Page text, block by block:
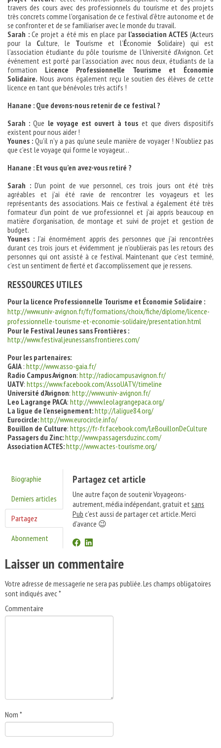
travers des cours avec des professionnels du tourisme et des projets
très concrets comme l’organisation de ce festival d’être autonome et de
se confronter et de se familiariser avec le monde du travail.
Sarah : Ce projet a été mis en place parl’association ACTES (Acteurs
pour la Culture, le Tourisme et l’Économie Solidaire) qui est
l’association étudiante du pôle tourisme de l’Université d’Avignon. Cet
événement est porté par l’association avec nous deux, étudiants de la
formation Licence Professionnelle Tourisme et Économie
Solidaire. Nous avons également reçu le soutien des élèves de cette
licence en tant que bénévoles très actifs !
Hanane : Que devons-nous retenir de ce festival ?
Sarah : Que le voyage est ouvert à tous et que divers dispositifs
existent pour nous aider !
Younes : Qu’il n’y a pas qu’une seule manière de voyager ! N’oubliez pas
que c’est le voyage qui forme le voyageur…
Hanane : Et vous qu’en avez-vous retiré ?
Sarah :D’un point de vue personnel, ces trois jours ont été très
agréables et j’ai été ravie de rencontrer les voyageurs et les
représentants des associations. Mais ce festival a également été très
formateur d’un point de vue professionnel et j’ai appris beaucoup en
matière d’organisation, de montage et suivi de projet et gestion de
budget.
Younes :J’ai énormément appris des personnes que j’ai rencontrées
durant ces trois jours et évidemment je n’oublierais pas les retours des
personnes qui ont assisté à ce festival. Maintenant que c’est terminé,
c’est un sentiment de fierté et d’accomplissement que je ressens.
RESSOURCES UTILES
Pour la licence Professionnelle Tourisme et Économie Solidaire :
http://www.univ-avignon.fr/fr/formations/choix/fiche/diplome/licence-
professionnelle-tourisme-et-economie-solidaire/presentation.html
Pour le Festival Jeunes sans Frontières :
http://www.festivaljeunessansfrontieres.com/
Pour les partenaires:
GAIA : http://www.asso-gaia.fr/
Radio Campus Avignon: http://radiocampusavignon.fr/
UATV: https://www.facebook.com/AssoUATV/timeline
Université d’Avignon: http://www.univ-avignon.fr/
Leo Lagrange PACA: http://www.leolagrangepaca.org/
La ligue de l’enseignement:http://laligue84.org/
Eurocircle:http://www.eurocircle.info/
Bouillon de Culture: https://fr-fr.facebook.com/LeBouillonDeCulture
Passagers du Zinc:http://www.passagersduzinc.com/
Association ACTES:http://www.actes-tourisme.org/
Biographie
Derniers articles
Partagez
Abonnement
Partagez cet article
Une autre façon de soutenir Voyageons-
autrement, média indépendant, gratuit etsans
Pub c'est aussi de partager cet article. Merci
d'avance 😉
Laisser un commentaire
Votre adresse de messagerie ne sera pas publiée.Les champs obligatoires
sont indiqués avec*
Commentaire
Nom *